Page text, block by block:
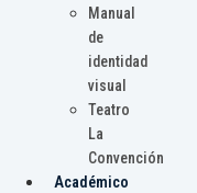
Manual
de
identidad
visual
Teatro
La
Convención
Académico